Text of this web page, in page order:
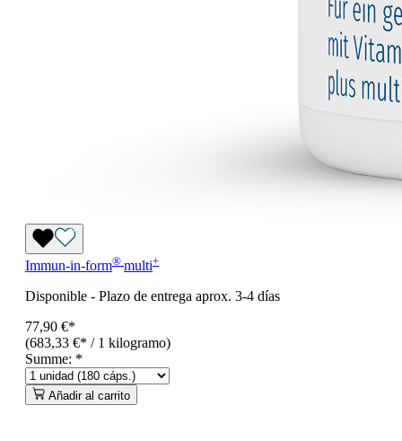
Immun-in-form® multi+
Disponible - Plazo de entrega aprox. 3-4 días
77,90 €*
(683,33 €* / 1 kilogramo)
Summe: *
Añadir al carrito